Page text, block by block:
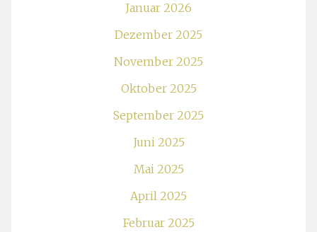
Januar 2026
Dezember 2025
November 2025
Oktober 2025
September 2025
Juni 2025
Mai 2025
April 2025
Februar 2025